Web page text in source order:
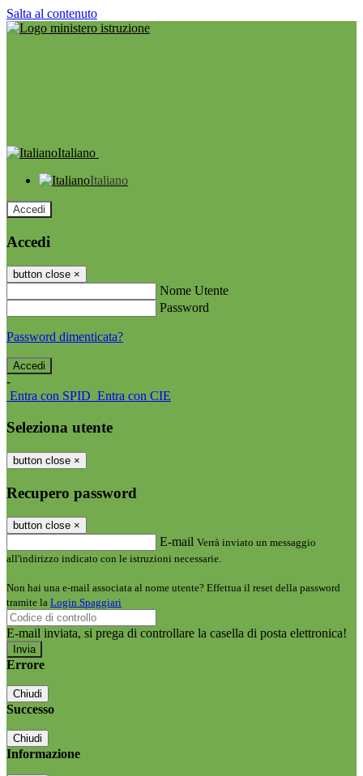
Salta al contenuto
Italiano
Italiano
Accedi
Accedi
button close ×
Nome Utente
Password
Password dimenticata?
-
Entra con SPID Entra con CIE
Seleziona utente
button close ×
Recupero password
button close ×
E-mail Verrà inviato un messaggio
all'indirizzo indicato con le istruzioni necessarie.
Non hai una e-mail associata al nome utente? Effettua il reset della password
tramite la Login Spaggiari
E-mail inviata, si prega di controllare la casella di posta elettronica!
Errore
Chiudi
Successo
Chiudi
Informazione